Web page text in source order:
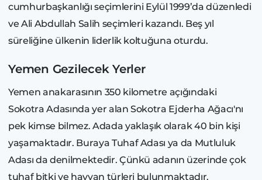
cumhurbaşkanlığı seçimlerini Eylül 1999’da düzenledi
ve Ali Abdullah Salih seçimleri kazandı. Beş yıl
süreliğine ülkenin liderlik koltuğuna oturdu.
Yemen Gezilecek Yerler
Yemen anakarasının 350 kilometre açığındaki
Sokotra Adasında yer alan Sokotra Ejderha Ağacı'nı
pek kimse bilmez. Adada yaklaşık olarak 40 bin kişi
yaşamaktadır. Buraya Tuhaf Adası ya da Mutluluk
Adası da denilmektedir. Çünkü adanın üzerinde çok
tuhaf bitki ve hayvan türleri bulunmaktadır.